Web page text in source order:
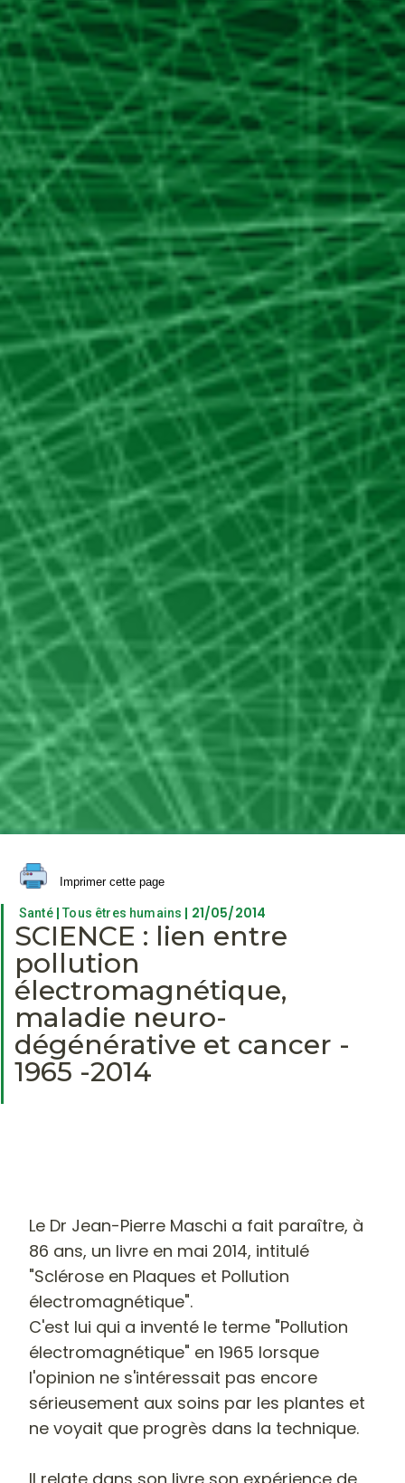
Imprimer cette page
Santé|Tous êtres humains | 21/05/2014
SCIENCE : lien entre
pollution
électromagnétique,
maladie neuro-
dégénérative et cancer -
1965 -2014
Le Dr Jean-Pierre Maschi a fait paraître, à
86 ans, un livre en mai 2014, intitulé
"Sclérose en Plaques et Pollution
électromagnétique".
C'est lui qui a inventé le terme "Pollution
électromagnétique" en 1965 lorsque
l'opinion ne s'intéressait pas encore
sérieusement aux soins par les plantes et
ne voyait que progrès dans la technique.